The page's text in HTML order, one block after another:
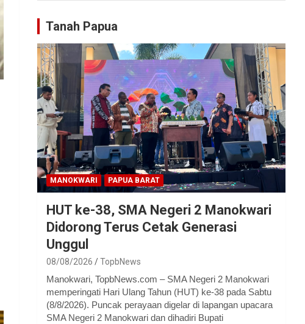
Tanah Papua
MANOKWARI PAPUA BARAT
HUT ke-38, SMA Negeri 2 Manokwari
Didorong Terus Cetak Generasi
Unggul
08/08/2026 TopbNews
Manokwari, TopbNews.com – SMA Negeri 2 Manokwari
memperingati Hari Ulang Tahun (HUT) ke-38 pada Sabtu
(8/8/2026). Puncak perayaan digelar di lapangan upacara
SMA Negeri 2 Manokwari dan dihadiri Bupati